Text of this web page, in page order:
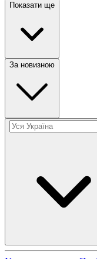
Показати ще
За новизною